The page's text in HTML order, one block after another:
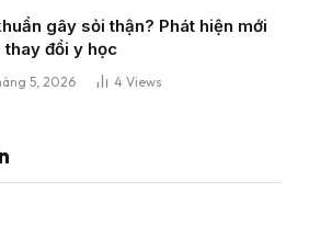
gây sỏi thận? Phát hiện mới
thay đổi y học
5, 2026 4 Views